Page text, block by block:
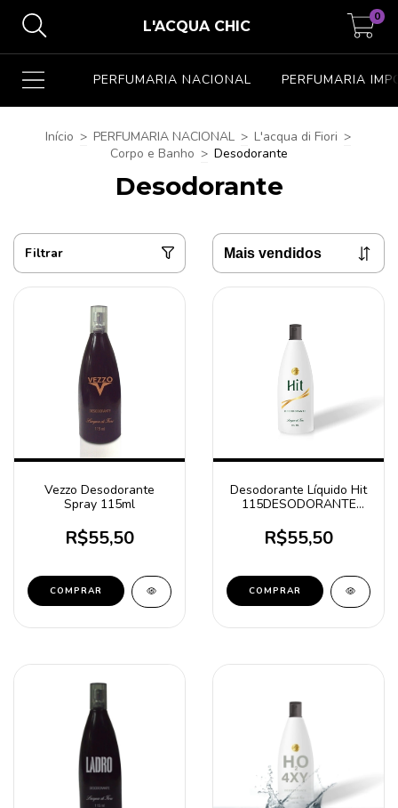
L'ACQUA CHIC
0
PERFUMARIA NACIONAL PERFUMARIA
Início > PERFUMARIA NACIONAL > L'acqua di Fiori >
Corpo e Banho > Desodorante
Desodorante
Filtrar
Vezzo Desodorante
Spray 115ml
R$55,50
Desodorante Líquido Hit
115DESODORANTE
R$55,50